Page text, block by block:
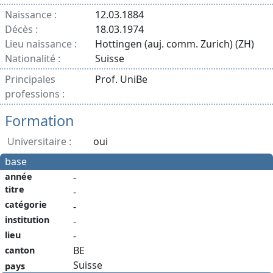
Naissance :
12.03.1884
Décès :
18.03.1974
Lieu naissance :
Hottingen (auj. comm. Zurich) (ZH)
Nationalité :
Suisse
Principales
professions :
Prof. UniBe
Formation
Universitaire :
oui
base
année
titre
catégorie
institution
lieu
canton
pays
-
-
-
-
-
BE
Suisse